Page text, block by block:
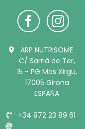
ARP NUTRISOME
C/ Sarrià de Ter,
15 - PG Mas Xirgu,
17005 Girona
ESPAÑA
+34 972 23 89 61